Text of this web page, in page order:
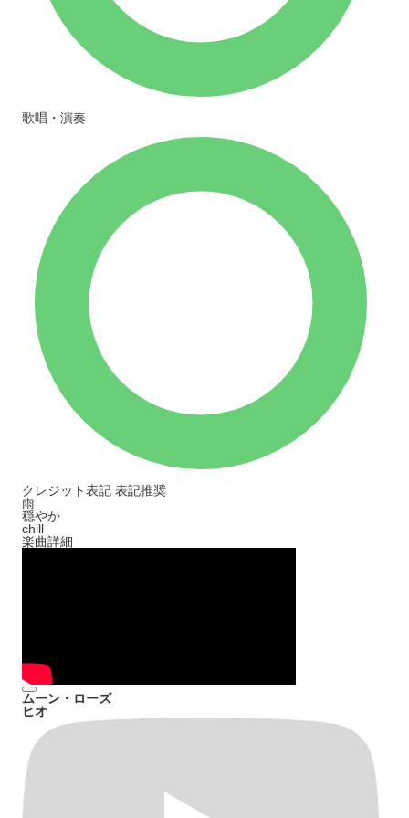
歌唱・演奏
クレジット表記 表記推奨
雨
穏やか
chill
楽曲詳細
ムーン・ローズ
ヒオ